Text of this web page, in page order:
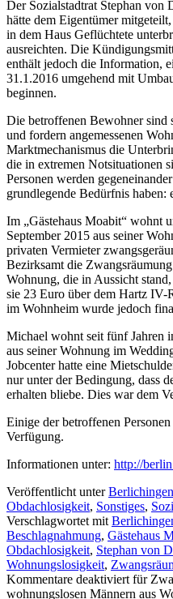
Der Sozialstadtrat Stephan von
hätte dem Eigentümer
in dem Haus Geflüchtete
ausreichten. Die
enthält jedoch die Information,
31.1.2016 umgehend mit
beginnen.
Die betroffenen Bewohner sind
und fordern angemessenen
Marktmechanismus die
die in extremen Notsituationen
Personen werden
grundlegende Bedürfnis
Im „Gästehaus Moabit“ wohnt
September 2015 aus seiner
privaten Vermieter
Bezirksamt die
Wohnung, die in Aussicht
sie 23 Euro über dem Hartz IV-
im Wohnheim wurde jedoch
Michael wohnt seit fünf Jahren
aus seiner Wohnung im
Jobcenter hatte eine
nur unter der Bedingung, dass
erhalten bliebe. Dies war dem
Einige der betroffenen
Verfügung.
Informationen unter: http://
Veröffentlicht unter
Obdachlosigkeit, Sonstiges,
Verschlagwortet mit
Beschlagnahmung, Gästehaus
Obdachlosigkeit, Stephan von
Wohnungslosigkeit,
Kommentare deaktiviert für
wohnungslosen Männern aus